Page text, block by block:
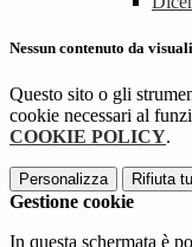
Nessun contenuto da
Questo sito o gli
cookie necessari al
COOKIE POLICY.
Personalizza Rifiuta
Gestione cookie
In questa schermata è